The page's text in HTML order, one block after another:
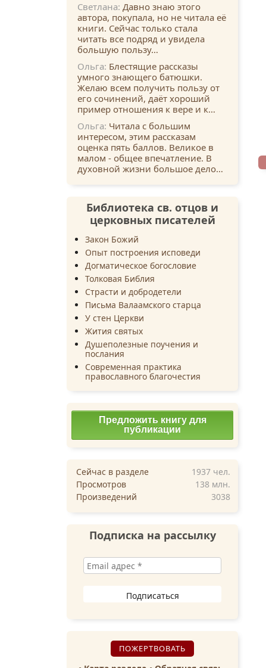
Светлана: Давно знаю этого
автора, покупала, но не читала её
книги. Сейчас только стала
читать все подряд и увидела
большую пользу…
Ольга: Блестящие рассказы
умного знающего батюшки.
Желаю всем получить пользу от
его сочинений, даёт хороший
пример отношения к вере и к…
Ольга: Читала с большим
интересом, этим рассказам
оценка пять баллов. Великое в
малом - общее впечатление. В
духовной жизни большое дело…
Библиотека св. отцов и
церковных писателей
Закон Божий
Опыт построения исповеди
Догматическое богословие
Толковая Библия
Страсти и добродетели
Письма Валаамского старца
У стен Церкви
Жития святых
Душеполезные поучения и
послания
Современная практика
православного благочестия
Предложить книгу для
публикации
Сейчас в разделе 1937 чел.
Просмотров
138 млн.
Произведений
3038
Подписка на рассылку
ПОЖЕРТВОВАТЬ